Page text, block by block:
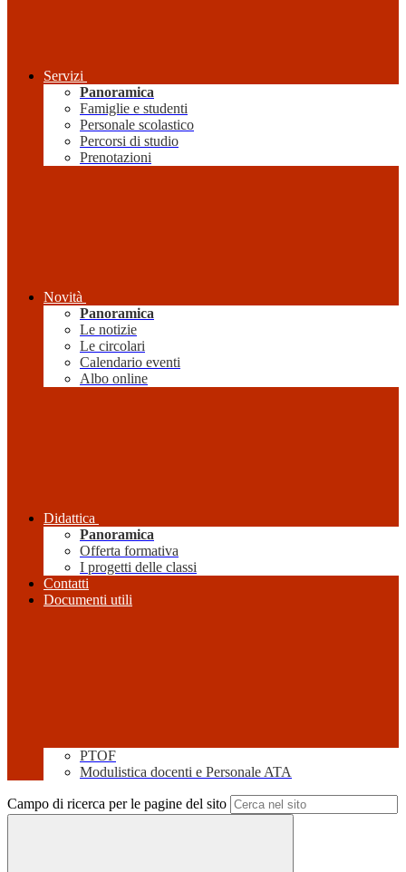
Servizi
Panoramica
Famiglie e studenti
Personale scolastico
Percorsi di studio
Prenotazioni
Novità
Panoramica
Le notizie
Le circolari
Calendario eventi
Albo online
Didattica
Panoramica
Offerta formativa
I progetti delle classi
Contatti
Documenti utili
PTOF
Modulistica docenti e Personale ATA
Campo di ricerca per le pagine del sito